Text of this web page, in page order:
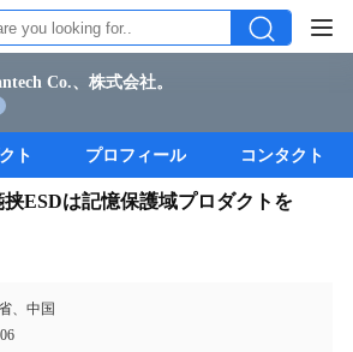
Co.、株式会社。
ト プロフィール コンタクト
挟ESDは記憶保護域プロダクトを
、中国